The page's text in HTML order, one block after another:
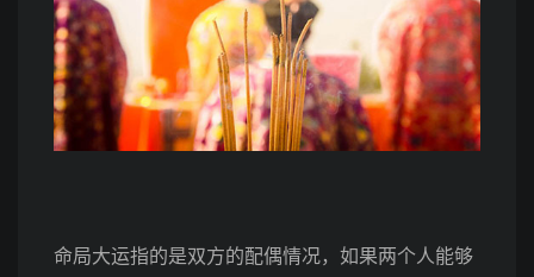
命局大运指的是双方的配偶情况，如果两个人能够